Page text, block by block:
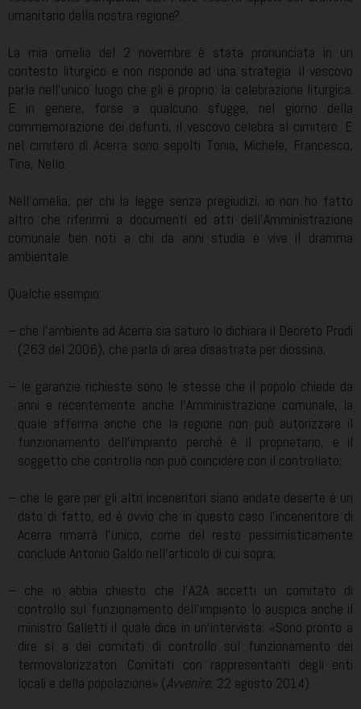
umanitario della nostra regione?.
La mia omelia del 2 novembre è stata pronunciata in un
contesto liturgico e non risponde ad una strategia: il vescovo
parla nell’unico luogo che gli è proprio: la celebrazione liturgica.
E in genere, forse a qualcuno sfugge, nel giorno della
commemorazione dei defunti, il vescovo celebra al cimitero. E
nel cimitero di Acerra sono sepolti Tonia, Michele, Francesco,
Tina, Nello.
Nell’omelia, per chi la legge senza pregiudizi, io non ho fatto
altro che riferirmi a documenti ed atti dell’Amministrazione
comunale ben noti a chi da anni studia e vive il dramma
ambientale.
Qualche esempio:
– che l’ambiente ad Acerra sia saturo lo dichiara il Decreto Prodi
(263 del 2006), che parla di area disastrata per diossina;
– le garanzie richieste sono le stesse che il popolo chiede da
anni e recentemente anche l’Amministrazione comunale, la
quale afferma anche che la regione non può autorizzare il
funzionamento dell’impianto perché è il proprietario, e il
soggetto che controlla non può coincidere con il controllato;
– che le gare per gli altri inceneritori siano andate deserte è un
dato di fatto, ed è ovvio che in questo caso l’inceneritore di
Acerra rimarrà l’unico, come del resto pessimisticamente
conclude Antonio Galdo nell’articolo di cui sopra;
– che io abbia chiesto che l’A2A accetti un comitato di
controllo sul funzionamento dell’impianto lo auspica anche il
ministro Galletti il quale dice in un’intervista: «Sono pronto a
dire sì a dei comitati di controllo sul funzionamento dei
termovalorizzatori. Comitati con rappresentanti degli enti
locali e della popolazione» (Avvenire, 22 agosto 2014).